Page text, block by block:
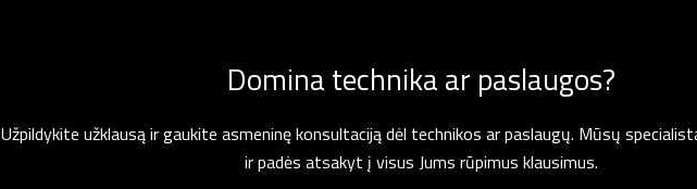
Domina technika ar paslaugos?
Užpildykite užklausą ir gaukite asmeninę konsultaciją dėl technikos ar paslaugų. Mūsų
ir padės atsakyt į visus Jums rūpimus klausimus.